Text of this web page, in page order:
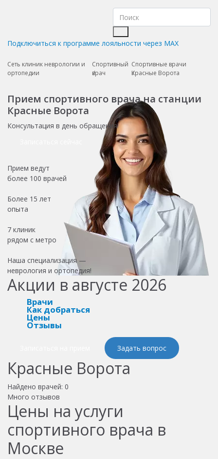
Подключиться к программе лояльности через MAX
Сеть клиник неврологии и
ортопедии
Спортивный
врач
Спортивные врачи
Красные Ворота
Прием спортивного врача на станции
Красные Ворота
Консультация в день обращения!
Прием ведут
более 100 врачей
Более 15 лет
опыта
7 клиник
рядом с метро
Наша специализация —
неврология и ортопедия!
Акции в августе 2026
Врачи
Как добраться
Цены
Отзывы
Задать вопрос
Красные Ворота
Найдено врачей: 0
Много отзывов
Цены на услуги
спортивного врача в
Москве